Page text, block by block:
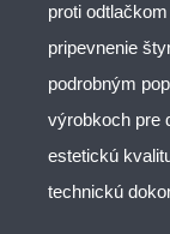
proti
pripevnenie
podrobným
výrobkoch pre
estetickú
technickú